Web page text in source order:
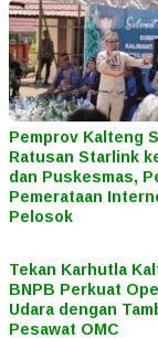
Pemprov Kalteng
Ratusan Starlink
dan Puskesmas,
Pemerataan
Pelosok
Tekan Karhutla
BNPB Perkuat
Udara dengan
Pesawat OMC